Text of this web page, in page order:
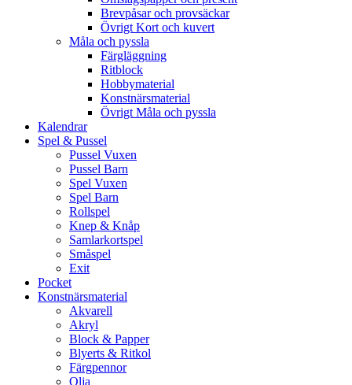
Brevpåsar och provsäckar
Övrigt Kort och kuvert
Måla och pyssla
Färgläggning
Ritblock
Hobbymaterial
Konstnärsmaterial
Övrigt Måla och pyssla
Kalendrar
Spel & Pussel
Pussel Vuxen
Pussel Barn
Spel Vuxen
Spel Barn
Rollspel
Knep & Knåp
Samlarkortspel
Småspel
Exit
Pocket
Konstnärsmaterial
Akvarell
Akryl
Block & Papper
Blyerts & Ritkol
Färgpennor
Olja